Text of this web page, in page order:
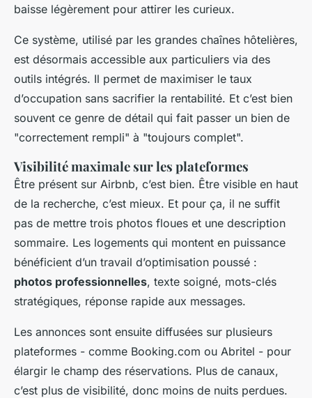
baisse légèrement pour attirer les curieux.
Ce système, utilisé par les grandes chaînes hôtelières,
est désormais accessible aux particuliers via des
outils intégrés. Il permet de maximiser le taux
d’occupation sans sacrifier la rentabilité. Et c’est bien
souvent ce genre de détail qui fait passer un bien de
"correctement rempli" à "toujours complet".
Visibilité maximale sur les plateformes
Être présent sur Airbnb, c’est bien. Être visible en haut
de la recherche, c’est mieux. Et pour ça, il ne suffit
pas de mettre trois photos floues et une description
sommaire. Les logements qui montent en puissance
bénéficient d’un travail d’optimisation poussé :
photos professionnelles, texte soigné, mots-clés
stratégiques, réponse rapide aux messages.
Les annonces sont ensuite diffusées sur plusieurs
plateformes - comme Booking.com ou Abritel - pour
élargir le champ des réservations. Plus de canaux,
c’est plus de visibilité, donc moins de nuits perdues.